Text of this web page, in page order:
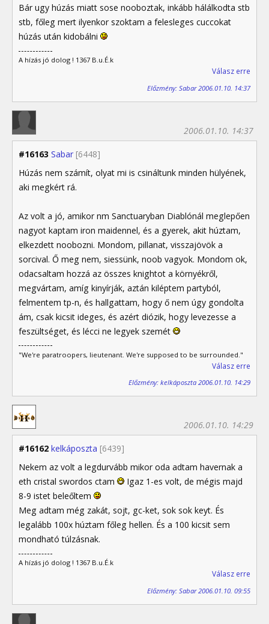
Bár ugy húzás miatt sose nooboztak, inkább hálálkodta stb
stb, főleg mert ilyenkor szoktam a felesleges cuccokat
húzás után kidobálni
A hízás jó dolog ! 1367 B.u.É.k
Válasz erre
Előzmény: Sabar 2006.01.10. 14:37
#16163 Sabar [6448]
2006.01.10. 14:37
Húzás nem számít, olyat mi is csináltunk minden hülyének,
aki megkért rá.
Az volt a jó, amikor nm Sanctuaryban Diablónál meglepően
nagyot kaptam iron maidennel, és a gyerek, akit húztam,
elkezdett noobozni. Mondom, pillanat, visszajövök a
sorcival. Ő meg nem, siessünk, noob vagyok. Mondom ok,
odacsaltam hozzá az összes knightot a környékről,
megvártam, amíg kinyírják, aztán kiléptem partyból,
felmentem tp-n, és hallgattam, hogy ő nem úgy gondolta
ám, csak kicsit ideges, és azért diózik, hogy levezesse a
feszültséget, és lécci ne legyek szemét
"We're paratroopers, lieutenant. We're supposed to be surrounded."
Válasz erre
Előzmény: kelkáposzta 2006.01.10. 14:29
#16162 kelkáposzta [6439]
2006.01.10. 14:29
Nekem az volt a legdurvább mikor oda adtam havernak a
eth cristal swordos ctam
Igaz 1-es volt, de mégis majd
8-9 istet beleőltem
Meg adtam még zakát, sojt, gc-ket, sok sok keyt. És
legalább 100x húztam főleg hellen. És a 100 kicsit sem
mondható túlzásnak.
A hízás jó dolog ! 1367 B.u.É.k
Válasz erre
Előzmény: Sabar 2006.01.10. 09:55